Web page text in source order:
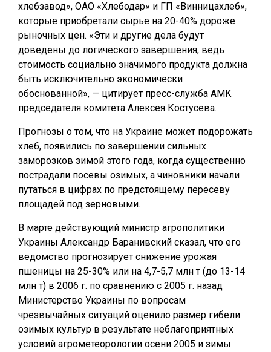
хлебзавод», ОАО «Хлебодар» и ГП «Винницахлеб»,
которые приобретали сырье на 20-40% дороже
рыночных цен. «Эти и другие дела будут
доведены до логического завершения, ведь
стоимость социально значимого продукта должна
быть исключительно экономически
обоснованной», — цитирует пресс-служба АМК
председателя комитета Алексея Костусева.
Прогнозы о том, что на Украине может подорожать
хлеб, появились по завершении сильных
заморозков зимой этого года, когда существенно
пострадали посевы озимых, а чиновники начали
путаться в цифрах по предстоящему пересеву
площадей под зерновыми.
В марте действующий министр агрополитики
Украины Александр Баранивский сказал, что его
ведомство прогнозирует снижение урожая
пшеницы на 25-30% или на 4,7-5,7 млн т (до 13-14
млн т) в 2006 г. по сравнению с 2005 г. назад
Министерство Украины по вопросам
чрезвычайных ситуаций оценило размер гибели
озимых культур в результате неблагоприятных
условий агрометеорологии осени 2005 и зимы